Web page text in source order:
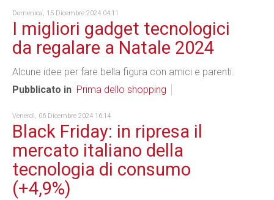
Domenica, 15 Dicembre 2024 04:11
I migliori gadget tecnologici
da regalare a Natale 2024
Alcune idee per fare bella figura con amici e parenti.
Pubblicato in Prima dello shopping
Venerdì, 06 Dicembre 2024 16:14
Black Friday: in ripresa il
mercato italiano della
tecnologia di consumo
(+4,9%)